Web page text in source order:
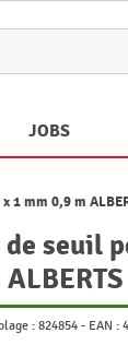
JOBS
1 mm 0,9 m
de seuil
: 824854 - EAN :